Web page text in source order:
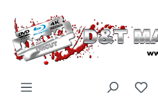
Zum Hauptinhalt springen